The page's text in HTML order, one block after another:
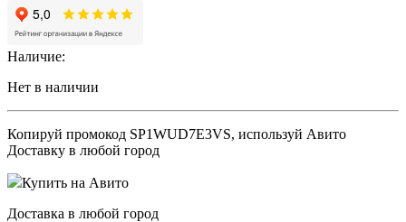
Наличие:
Нет в наличии
Копируй промокод SP1WUD7E3VS, используй Авито
Доставку в любой город
Купить на Авито
Доставка в любой город